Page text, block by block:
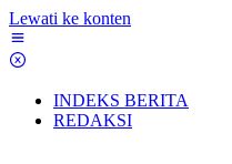
Lewati ke konten
INDEKS BERITA
REDAKSI